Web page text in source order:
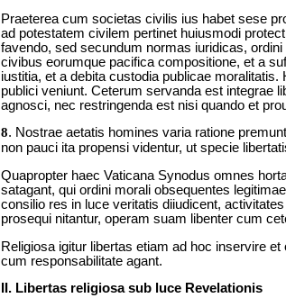
Praeterea cum societas civilis ius habet sese
ad potestatem civilem pertinet huiusmodi
favendo, sed secundum normas iuridicas,
civibus eorumque pacifica compositione, et a
iustitia, et a debita custodia publicae
publici veniunt. Ceterum servanda est integrae
agnosci, nec restringenda est nisi quando et
8. Nostrae aetatis homines varia ratione
non pauci ita propensi videntur, ut specie
Quapropter haec Vaticana Synodus omnes
satagant, qui ordini morali obsequentes
consilio res in luce veritatis diiudicent,
prosequi nitantur, operam suam libenter cum
Religiosa igitur libertas etiam ad hoc inservire
cum responsabilitate agant.
II. Libertas religiosa sub luce Revelationis